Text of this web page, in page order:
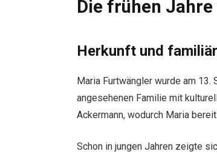
Die frühen
Herkunft und
Maria Furtwängler wurde am
angesehenen Familie mit
Ackermann, wodurch Maria
Schon in jungen Jahren zeigte